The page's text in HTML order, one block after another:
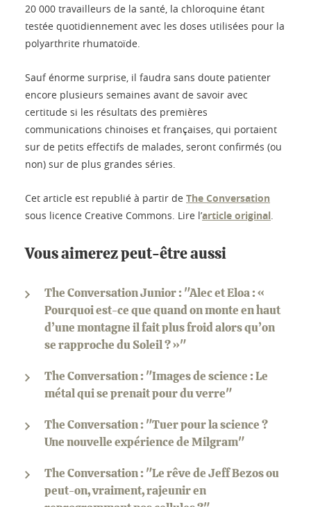
20 000 travailleurs de la santé, la chloroquine étant
testée quotidiennement avec les doses utilisées pour la
polyarthrite rhumatoïde.
Sauf énorme surprise, il faudra sans doute patienter
encore plusieurs semaines avant de savoir avec
certitude si les résultats des premières
communications chinoises et françaises, qui portaient
sur de petits effectifs de malades, seront confirmés (ou
non) sur de plus grandes séries.
Cet article est republié à partir de The Conversation
sous licence Creative Commons. Lire l’article original
Vous aimerez peut-être aussi
The Conversation Junior : "Alec et Eloa : «
Pourquoi est-ce que quand on monte en haut
d’une montagne il fait plus froid alors qu’on
se rapproche du Soleil ? »"
The Conversation : "Images de science : Le
métal qui se prenait pour du verre"
The Conversation : "Tuer pour la science ?
Une nouvelle expérience de Milgram"
The Conversation : "Le rêve de Jeff Bezos ou
peut-on, vraiment, rajeunir en